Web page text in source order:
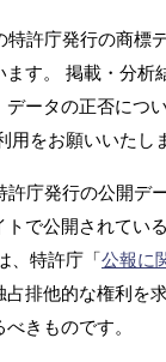
許庁発行の商標
す。 掲載・分析
データの正否につ
用をお願いいたし
庁発行の公開デ
で公開されてい
、特許庁「公報に
占排他的な権利を
きものです。